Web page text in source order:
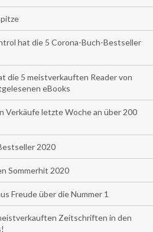
hat die 5 Corona-Buch-Bestseller
die 5 meistverkauften Reader von
eBooks
Verkäufe letzte Woche an über 200
2020
Sommerhit 2020
Freude über die Nummer 1
Zeitschriften in den